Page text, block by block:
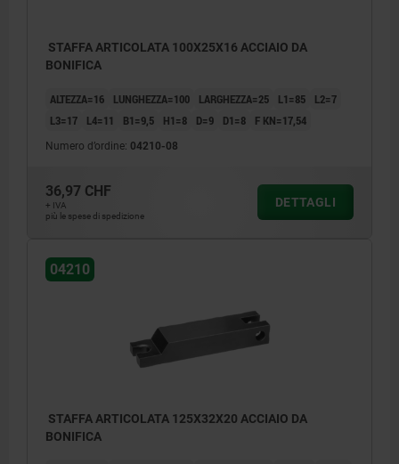
STAFFA ARTICOLATA 100X25X16 ACCIAIO DA
BONIFICA
ALTEZZA=16 LUNGHEZZA=100 LARGHEZZA=25 L1=85
L2=7
L3=17
L4=11 B1=9,5 H1=8 D=9 D1=8 F KN=17,54
Numero d’ordine: 04210-08
36,97 CHF
+ IVA
più le spese di spedizione
DETTAGLI
04210
STAFFA ARTICOLATA 125X32X20 ACCIAIO DA
BONIFICA